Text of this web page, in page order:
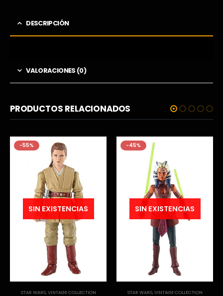
DESCRIPCIÓN
VALORACIONES (0)
PRODUCTOS RELACIONADOS
-55%
SIN EXISTENCIAS
STAR WARS,VINTAGE COLLECTION
-45%
SIN EXISTENCIAS
STAR WARS,VINTAGE COLLECTION